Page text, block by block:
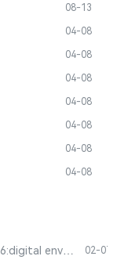
08-13
04-08
04-08
04-08
04-08
04-08
04-08
04-08
error' 02-07